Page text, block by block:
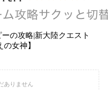
の攻略|新大陸クエスト
女神】